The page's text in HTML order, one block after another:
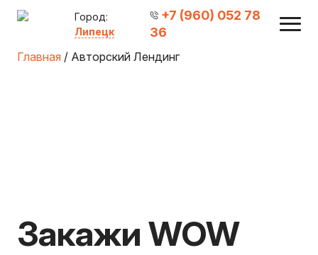
Город:
Липецк
+7 (960) 052 78
36
Главная / Авторский Лендинг
Закажи WOW